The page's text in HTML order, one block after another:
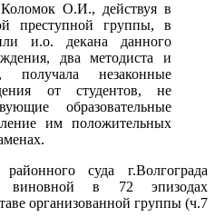
О.И., действуя в
преступной группы, в
и.о. декана данного
два методиста и
получала незаконные
от студентов, не
образовательные
им положительных
суда г.Волгограда
в 72 эпизодах
организованной группы (ч.7